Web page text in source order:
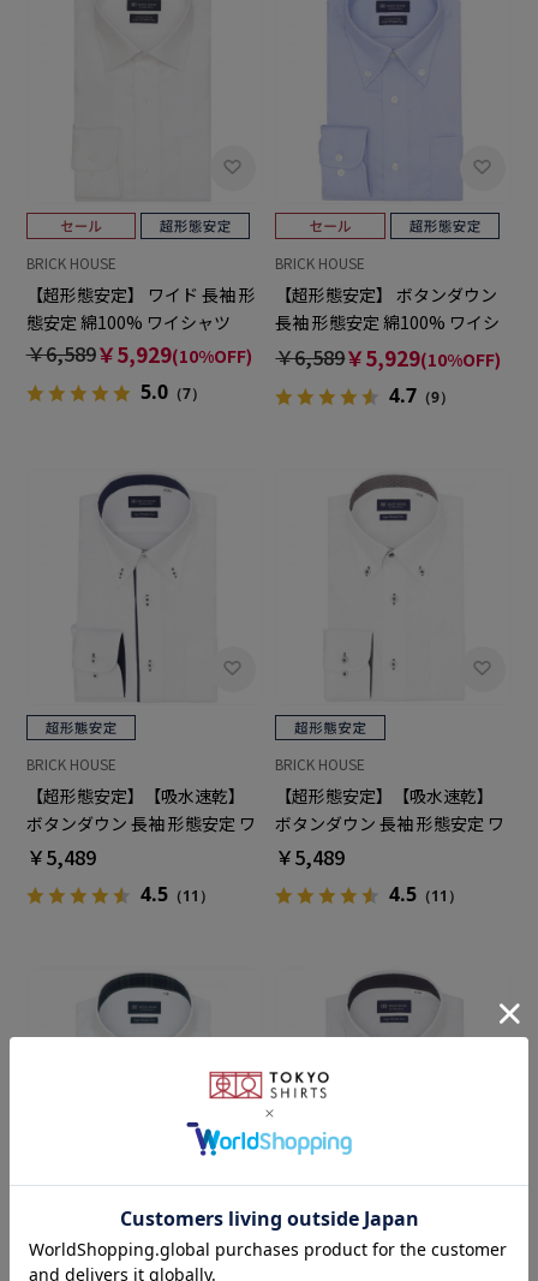
BRICK HOUSE
【超形態安定】 ワイド 長袖 形
態安定 綿100% ワイシャツ
￥6,589￥5,929(10%OFF)
5.0（7）
BRICK HOUSE
【超形態安定】 ボタンダウン
長袖 形態安定 綿100% ワイシ
ャツ
￥6,589￥5,929(10%OFF)
4.7 （9）
BRICK HOUSE
【超形態安定】【吸水速乾】
ボタンダウン 長袖 形態安定 ワ
イシャツ
￥5,489
4.5（11）
BRICK HOUSE
【超形態安定】【吸水速乾】
ボタンダウン 長袖 形態安定 ワ
イシャツ
￥5,489
4.5 （11）
BRICK HOUSE BRICK HOUSE